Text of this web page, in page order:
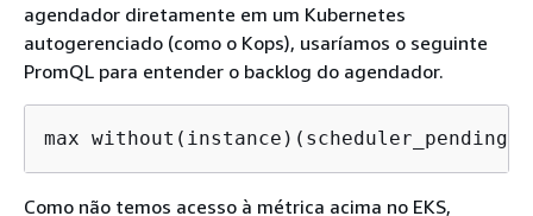
agendador diretamente em um Kubernetes
autogerenciado (como o Kops), usaríamos o seguinte
PromQL para entender o backlog do agendador.
max
Como não temos acesso à métrica acima no EKS,